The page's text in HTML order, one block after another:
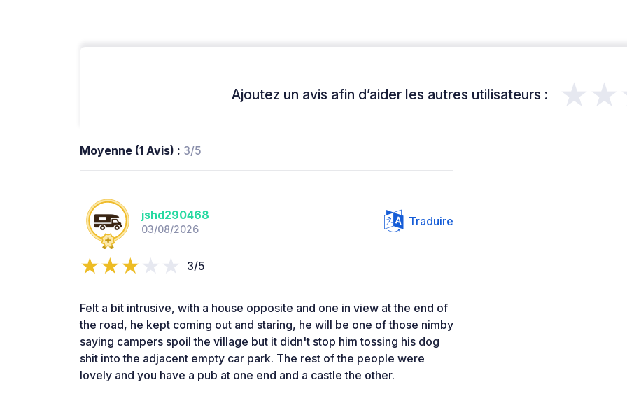
Ajoutez un avis afin d’aider les autres utilisateurs :
Moyenne (1 Avis) : 3/5
jshd290468
03/08/2026
Traduire
3/5
Felt a bit intrusive, with a house opposite and one in view at the end of
the road, he kept coming out and staring, he will be one of those nimby
saying campers spoil the village but it didn't stop him tossing his dog
shit into the adjacent empty car park. The rest of the people were
lovely and you have a pub at one end and a castle the other.